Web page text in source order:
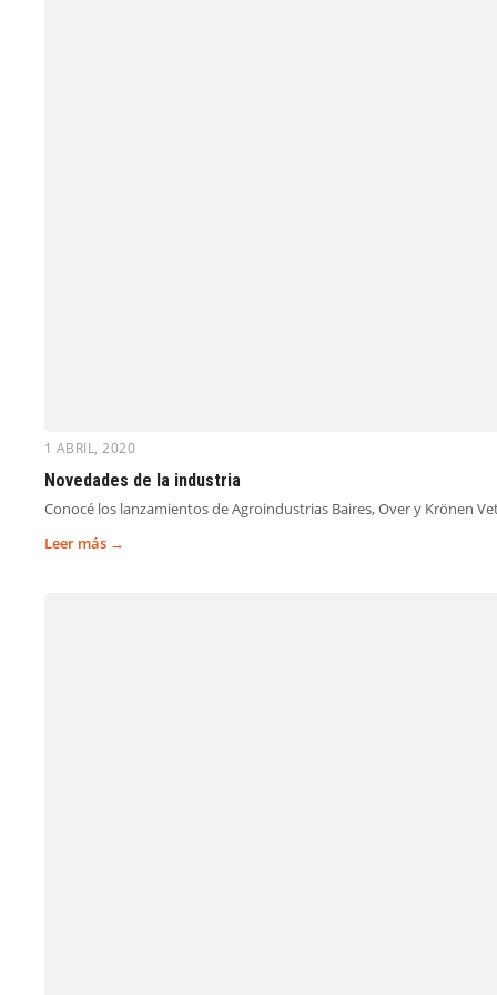
1 ABRIL, 2020
Novedades de la industria
Conocé los lanzamientos de Agroindustrias Baires, Over y Krönen
Leer más →